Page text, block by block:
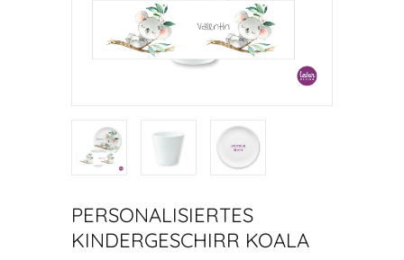
PERSONALISIERTES
KINDERGESCHIRR KOALA